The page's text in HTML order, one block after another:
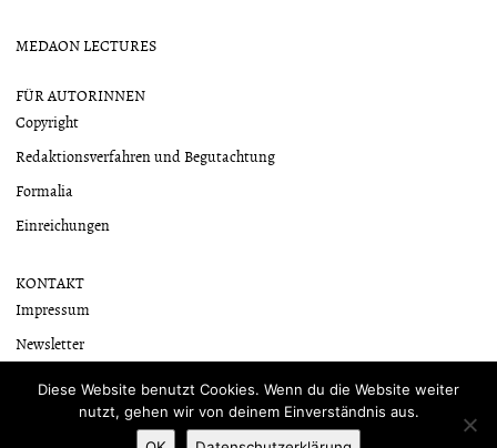
MEDAON LECTURES
FÜR AUTORINNEN
Copyright
Redaktionsverfahren und Begutachtung
Formalia
Einreichungen
KONTAKT
Impressum
Newsletter
Diese Website benutzt Cookies. Wenn du die Website weiter
nutzt, gehen wir von deinem Einverständnis aus.